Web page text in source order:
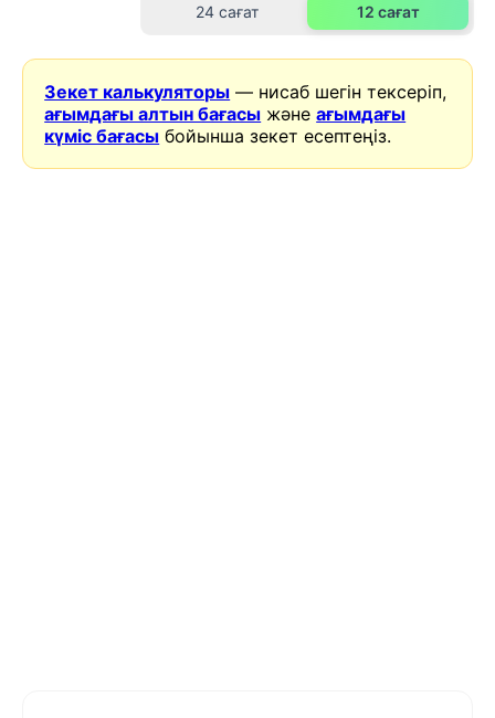
24 сағат 12 сағат
Зекет калькуляторы — нисаб шегін тексеріп,
ағымдағы алтын бағасы жәнеағымдағы
күміс бағасы бойынша зекет есептеңіз.